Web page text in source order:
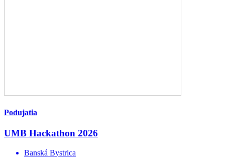
Podujatia
UMB Hackathon 2026
Banská Bystrica